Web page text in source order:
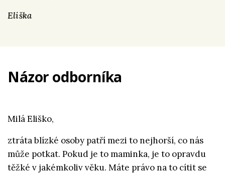
Eliška
Názor odborníka
Milá Eliško,
ztráta blízké osoby patří mezi to nejhorší, co nás
může potkat. Pokud je to maminka, je to opravdu
těžké v jakémkoliv věku. Máte právo na to cítit se